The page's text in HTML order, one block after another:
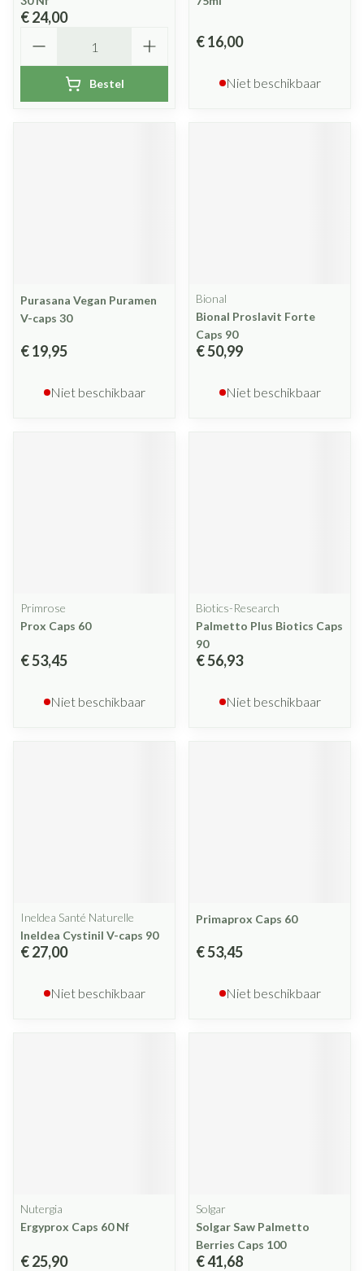
€ 24,00
Bestel
€ 16,00
Niet beschikbaar
Purasana Vegan Puramen
V-caps 30
€ 19,95
Niet beschikbaar
Bional
Bional Proslavit Forte
Caps 90
€ 50,99
Niet beschikbaar
Primrose
Prox Caps 60
€ 53,45
Niet beschikbaar
Biotics-Research
Palmetto Plus Biotics Caps
90
€ 56,93
Niet beschikbaar
Ineldea Santé Naturelle
Ineldea Cystinil V-caps 90
€ 27,00
Niet beschikbaar
Primaprox Caps 60
€ 53,45
Niet beschikbaar
Nutergia
Ergyprox Caps 60 Nf
€ 25,90
Solgar
Solgar Saw Palmetto
Berries Caps 100
€ 41,68